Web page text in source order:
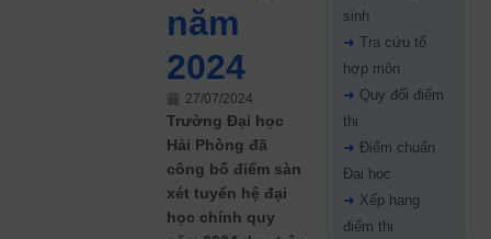
năm
2024
27/07/2024
Trường Đại học
Hải Phòng đã
công bố điểm sàn
xét tuyển hệ đại
học chính quy
sinh
➜ Tra cứu tổ
hợp môn
➜ Quy đổi điểm
thi
➜ Điểm chuẩn
Đại học
➜ Xếp hạng
điểm thi